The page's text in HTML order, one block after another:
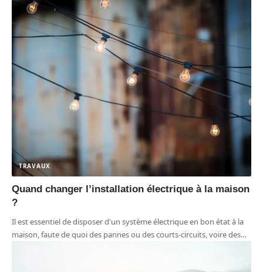
TRAVAUX
Quand changer l’installation électrique à la maison
?
Il est essentiel de disposer d'un système électrique en bon état à la
maison, faute de quoi des pannes ou des courts-circuits, voire des…